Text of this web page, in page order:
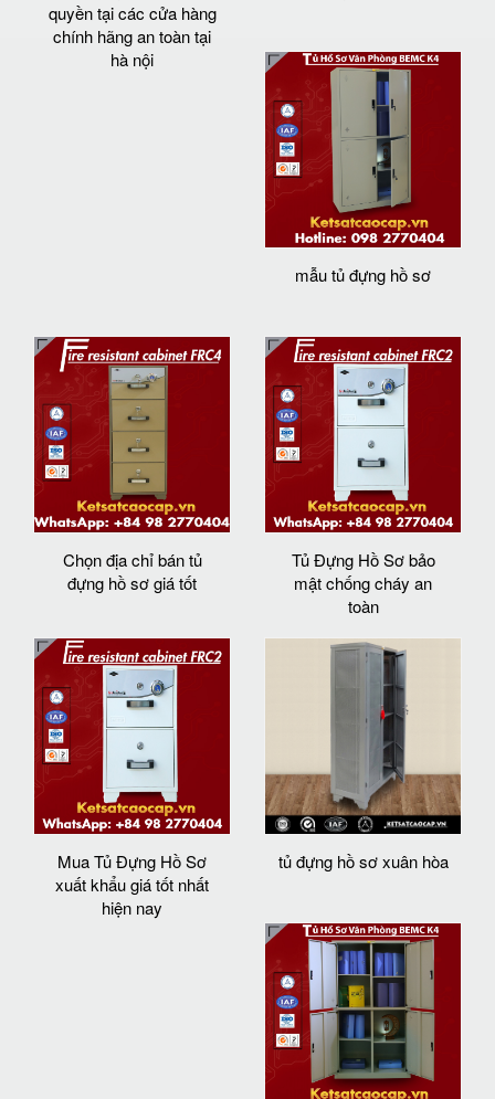
quyền tại các cửa hàng
chính hãng an toàn tại
hà nội
mẫu tủ đựng hồ sơ
Chọn địa chỉ bán tủ
đựng hồ sơ giá tốt
Tủ Đựng Hồ Sơ bảo
mật chống cháy an
toàn
Mua Tủ Đựng Hồ Sơ
xuất khẩu giá tốt nhất
hiện nay
tủ đựng hồ sơ xuân hòa